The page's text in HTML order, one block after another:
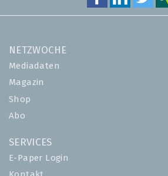
NETZWOCHE
Mediadaten
Magazin
Shop
Abo
SERVICES
E-Paper Login